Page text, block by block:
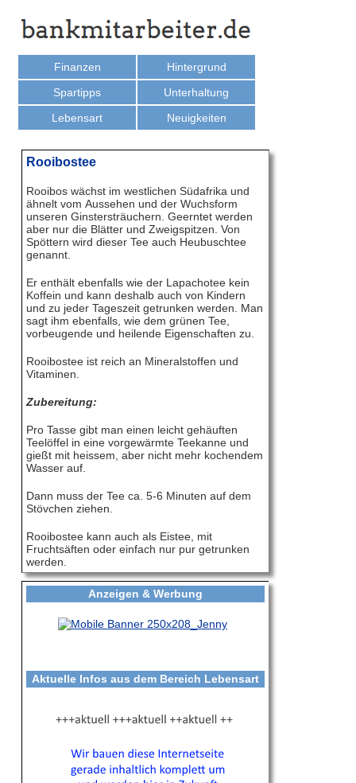
Finanzen
Hintergrund
Spartipps
Unterhaltung
Lebensart
Neuigkeiten
Rooibostee
Rooibos wächst im westlichen Südafrika und
ähnelt vom Aussehen und der Wuchsform
unseren Ginstersträuchern. Geerntet werden
aber nur die Blätter und Zweigspitzen. Von
Spöttern wird dieser Tee auch Heubuschtee
genannt.
Er enthält ebenfalls wie der Lapachotee kein
Koffein und kann deshalb auch von Kindern
und zu jeder Tageszeit getrunken werden. Man
sagt ihm ebenfalls, wie dem grünen Tee,
vorbeugende und heilende Eigenschaften zu.
Rooibostee ist reich an Mineralstoffen und
Vitaminen.
Zubereitung:
Pro Tasse gibt man einen leicht gehäuften
Teelöffel in eine vorgewärmte Teekanne und
gießt mit heissem, aber nicht mehr kochendem
Wasser auf.
Dann muss der Tee ca. 5-6 Minuten auf dem
Stövchen ziehen.
Rooibostee kann auch als Eistee, mit
Fruchtsäften oder einfach nur pur getrunken
werden.
Anzeigen & Werbung
Aktuelle Infos aus dem Bereich Lebensart